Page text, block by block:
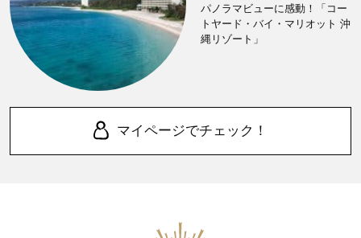
パノラマビューに感動！「コー
トヤード・バイ・マリオット 沖
縄リゾート」
マイページでチェック！